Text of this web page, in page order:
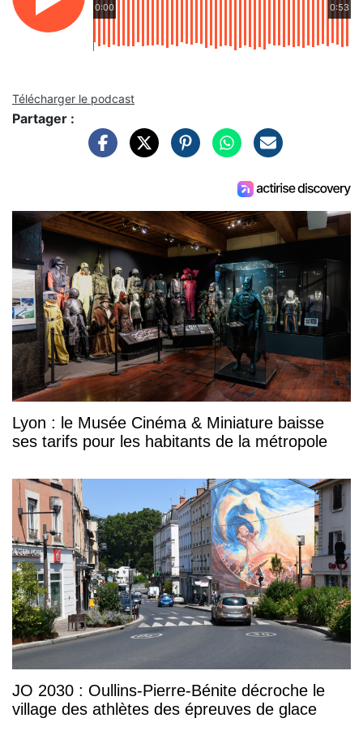
0:00 0:53
Télécharger le podcast
Partager :
Lyon : le Musée Cinéma & Miniature baisse
ses tarifs pour les habitants de la métropole
JO 2030 : Oullins-Pierre-Bénite décroche le
village des athlètes des épreuves de glace